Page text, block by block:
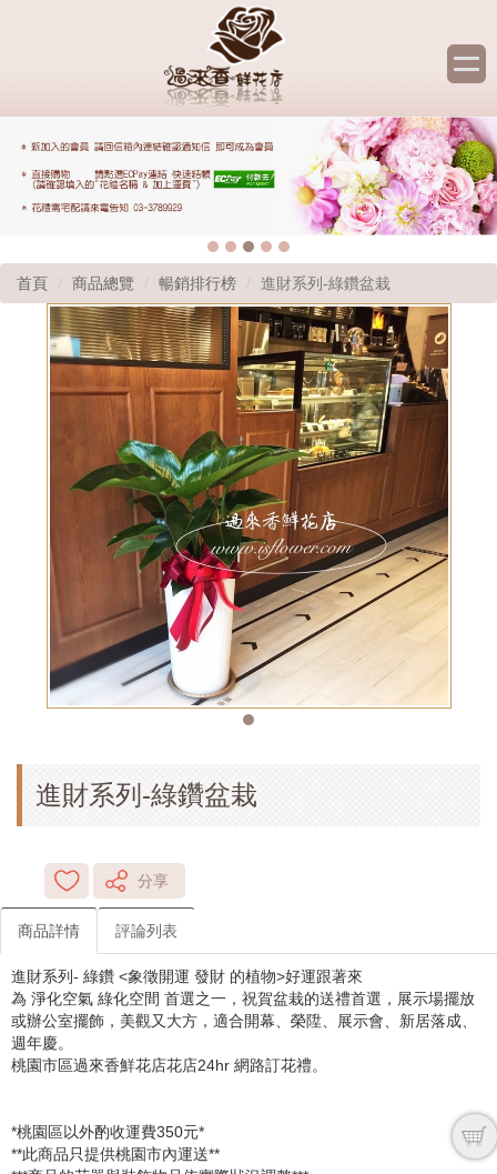
首頁 商品總覽 暢銷排行榜 進財系列-綠鑽盆栽
進財系列-綠鑽盆栽
分享
商品詳情 評論列表
進財系列- 綠鑽 <象徵開運 發財 的植物>好運跟著來
為 淨化空氣 綠化空間 首選之一，祝賀盆栽的送禮首選，展示場擺放
或辦公室擺飾，美觀又大方，適合開幕、榮陞、展示會、新居落成、
週年慶。
桃園市區過來香鮮花店花店24hr 網路訂花禮。
*桃園區以外酌收運費350元*
**此商品只提供桃園市內運送**